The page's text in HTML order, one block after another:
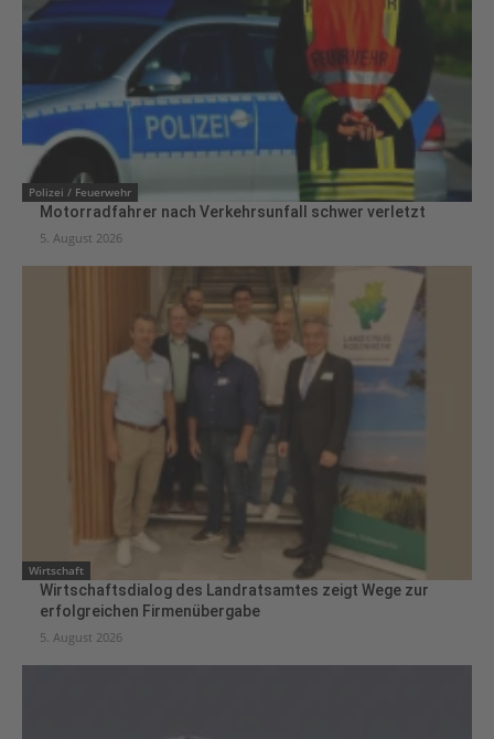
Polizei / Feuerwehr
Motorradfahrer nach Verkehrsunfall schwer verletzt
5. August 2026
Wirtschaft
Wirtschaftsdialog des Landratsamtes zeigt Wege zur
erfolgreichen Firmenübergabe
5. August 2026